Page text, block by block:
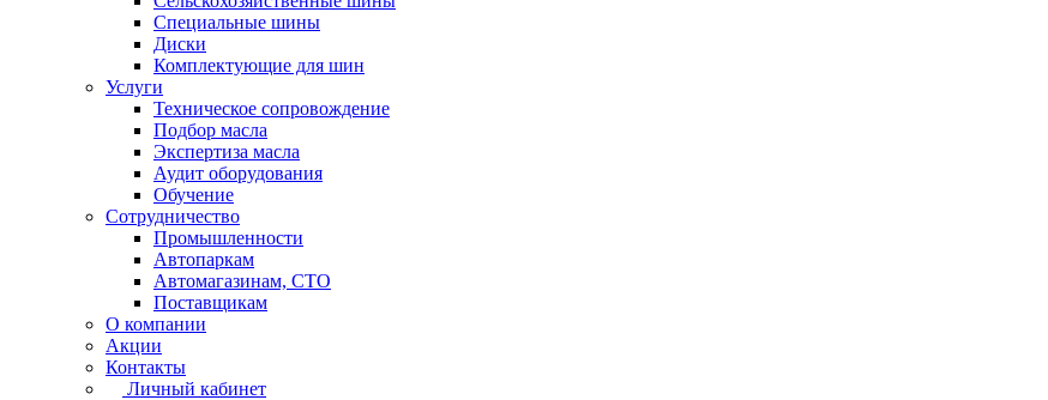
Специальные шины
Диски
Комплектующие для шин
Услуги
Техническое сопровождение
Подбор масла
Экспертиза масла
Аудит оборудования
Обучение
Сотрудничество
Промышленности
Автопаркам
Автомагазинам, СТО
Поставщикам
О компании
Акции
Контакты
Личный кабинет